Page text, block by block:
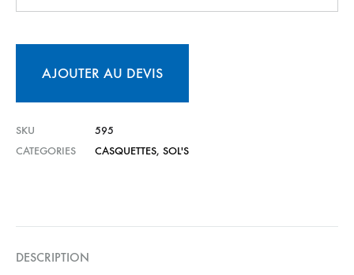
AJOUTER AU DEVIS
SKU
595
CATEGORIES
CASQUETTES, SOL'S
DESCRIPTION